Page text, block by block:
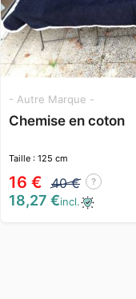
- Autre Marque -
Chemise en coton
Taille : 125 cm
16 € 40 € ?
18,27 €incl.